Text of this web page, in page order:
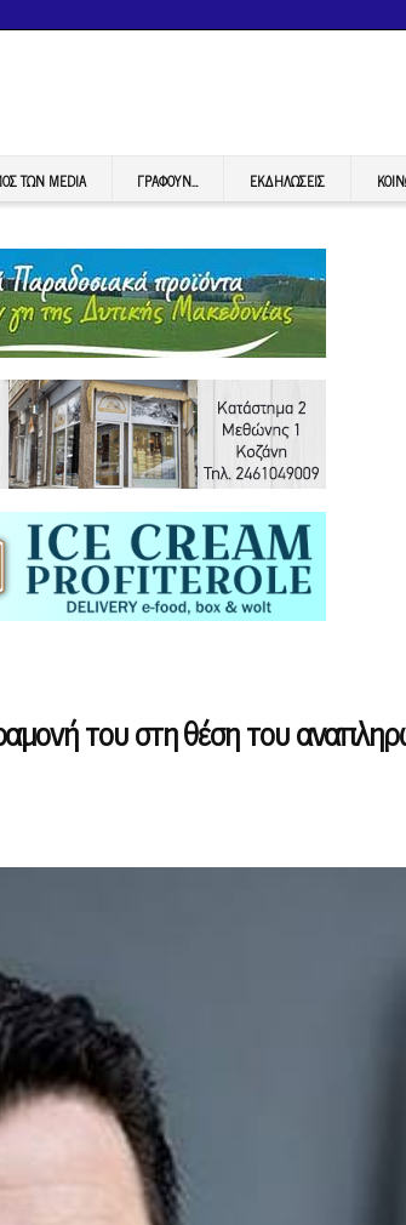
ΤΩΝ MEDIA ΓΡΆΦΟΥΝ… ΕΚΔΗΛΏΣΕΙΣ
του στη θέση του